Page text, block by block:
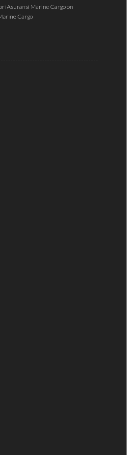
Asuransi Marine Cargoon
Cargo